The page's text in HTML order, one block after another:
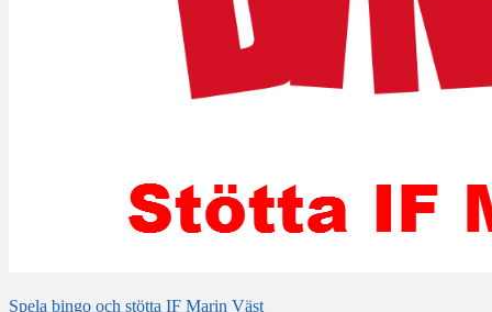
Spela bingo och stötta IF Marin Väst